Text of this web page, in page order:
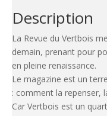
Description
La Revue du Vertbois
demain, prenant pour
en pleine renaissance.
Le magazine est un
: comment la repenser,
Car Vertbois est un